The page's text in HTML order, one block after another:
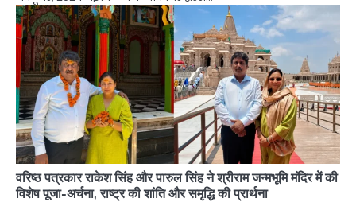
वरिष्ठ पत्रकार राकेश सिंह और पारुल सिंह ने श्रीराम जन्मभूमि मंदिर में की
विशेष पूजा-अर्चना, राष्ट्र की शांति और समृद्धि की प्रार्थना